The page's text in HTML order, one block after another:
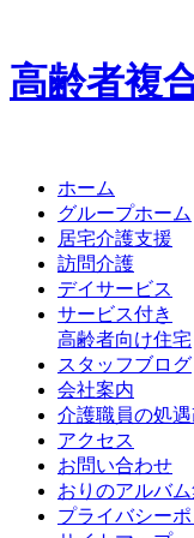
高齢者複
ホーム
グループホーム
居宅介護支援
訪問介護
デイサービス
サービス付き
高齢者向け住宅
スタッフブログ
会社案内
介護職員の処
アクセス
お問い合わせ
おりのアルバ
プライバシー